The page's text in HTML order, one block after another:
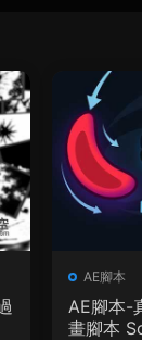
AE腳本
AE腳本-
畫腳本